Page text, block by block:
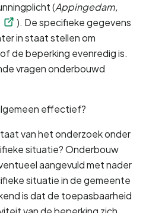
(Appingedam,
). De specifieke gegevens
in staat stellen om
de beperking evenredig is.
vragen onderbouwd
effectief?
van het onderzoek onder
situatie? Onderbouw
aangevuld met nader
situatie in de gemeente
is dat de toepasbaarheid